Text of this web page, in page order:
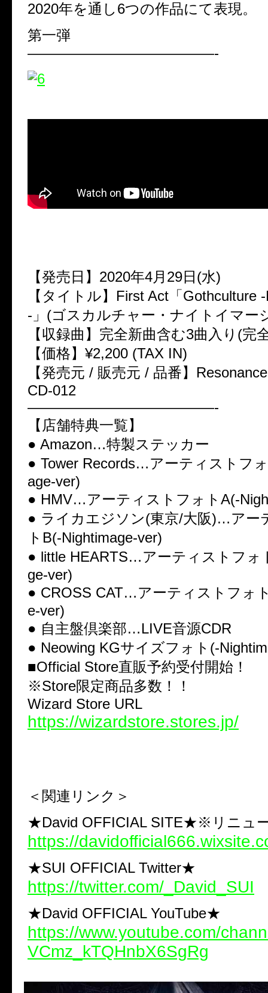
2020年を通し6つの作品にて表現。
第一弾
—————————————-
【発売日】2020年4月29日(水)
【タイトル】First Act「Gothculture
-」(ゴスカルチャー・ナイトイマー
【収録曲】完全新曲含む3曲入り(完
【価格】¥2,200 (TAX IN)
【発売元 / 販売元 / 品番】
CD-012
—————————————-
【店舗特典一覧】
● Amazon…特製ステッカー
● Tower Records…アーティストフ
age-ver)
● HMV…アーティストフォトA(-
● ライカエジソン(東京/大阪)…アー
トB(-Nightimage-ver)
● little HEARTS…アーティストフォ
ge-ver)
● CROSS CAT…アーティストフォ
e-ver)
● 自主盤倶楽部…LIVE音源CDR
● Neowing KGサイズフォト(-
■Official Store直販予約受付開始！
※Store限定商品多数！！
Wizard Store URL
https://wizardstore.stores.jp/
＜関連リンク＞
★David OFFICIAL SITE★※リニュ
https://
★SUI OFFICIAL Twitter★
https://twitter.com/_David_SUI
★David OFFICIAL YouTube★
https://www.youtube.com/
VCmz_kTQHnbX6SgRg